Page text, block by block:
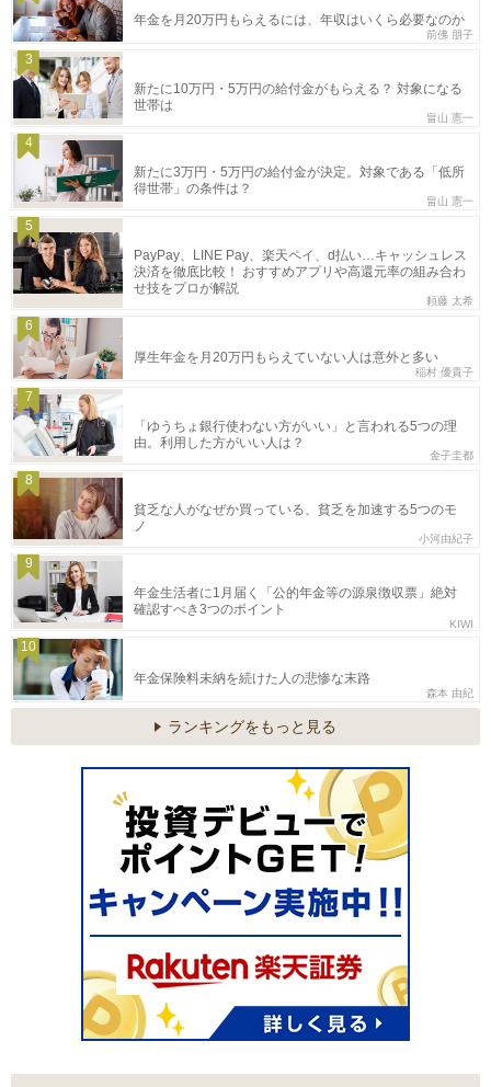
年金を月20万円もらえるには、年収はいくら必要なのか
前佛 朋子
3
新たに10万円・5万円の給付金がもらえる？ 対象になる
世帯は
畠山 憲一
4
新たに3万円・5万円の給付金が決定。対象である「低所
得世帯」の条件は？
畠山 憲一
5
PayPay、LINE Pay、楽天ペイ、d払い…キャッシュレス
決済を徹底比較！ おすすめアプリや高還元率の組み合わ
せ技をプロが解説
頼藤 太希
6
厚生年金を月20万円もらえていない人は意外と多い
稲村 優貴子
7
「ゆうちょ銀行使わない方がいい」と言われる5つの理
由。利用した方がいい人は？
金子圭都
8
貧乏な人がなぜか買っている、貧乏を加速する5つのモ
ノ
小河由紀子
9
年金生活者に1月届く「公的年金等の源泉徴収票」絶対
確認すべき3つのポイント
KIWI
10
年金保険料未納を続けた人の悲惨な末路
森本 由紀
ランキングをもっと見る